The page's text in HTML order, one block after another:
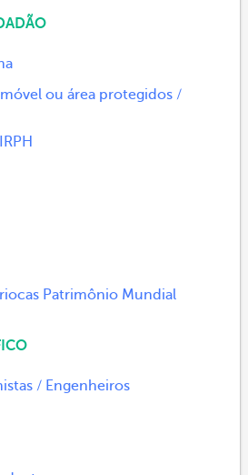
ou área protegidos /
Patrimônio Mundial
/ Engenheiros